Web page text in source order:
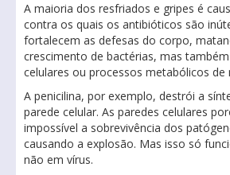
A maioria dos resfriados e gripes é
contra os quais os antibióticos são
fortalecem as defesas do corpo,
crescimento de bactérias, mas
celulares ou processos metabólicos de
A penicilina, por exemplo, destrói a
parede celular. As paredes celulares
impossível a sobrevivência dos
causando a explosão. Mas isso só
não em vírus.